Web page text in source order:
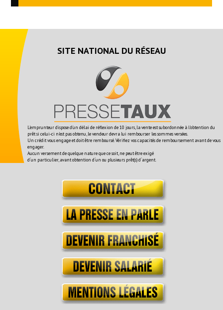
SITE NATIONAL DU RÉSEAU
L'emprunteur dispose d'un délai de réflexion de 10 jours, la vente est subordonnée à l'obtention du
prêt si celui-ci n'est pas obtenu, le vendeur devra lui rembourser les sommes versées.
Un crédit vous engage et doit être remboursé. Vérifiez vos capacités de remboursement avant de vous
engager.
Aucun versement de quelque nature que ce soit, ne peut être exigé
d´un particulier, avant obtention d´un ou plusieurs prêt(s) d´argent.